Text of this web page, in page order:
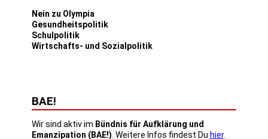
Nein zu Olympia
Gesundheitspolitik
Schulpolitik
Wirtschafts- und Sozialpolitik
BAE!
Wir sind aktiv im Bündnis für Aufklärung und
Emanzipation (BAE!) . Weitere Infos findest Du hier.